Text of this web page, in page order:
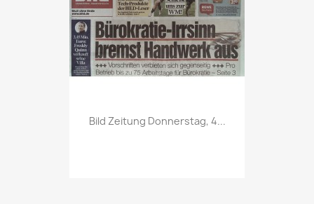
Vorschau
Bild Zeitung Donnerstag, 4...